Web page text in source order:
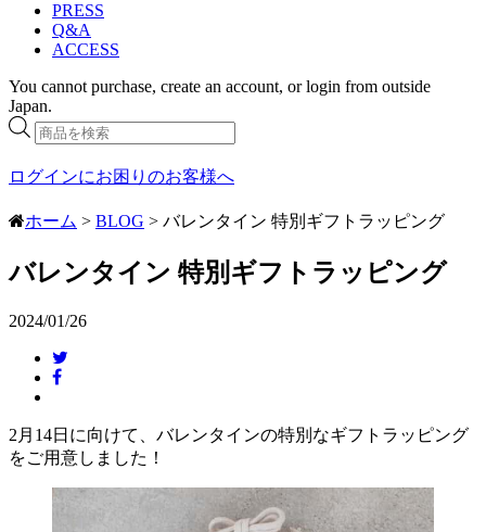
PRESS
Q&A
ACCESS
You cannot purchase, create an account, or login from outside
Japan.
商
品
検
ログインにお困りのお客様へ
ホーム > BLOG > バレンタイン 特別ギフトラッピング
バレンタイン 特別ギフトラッピング
2024/01/26
2月14日に向けて、バレンタインの特別なギフトラッピング
をご用意しました！